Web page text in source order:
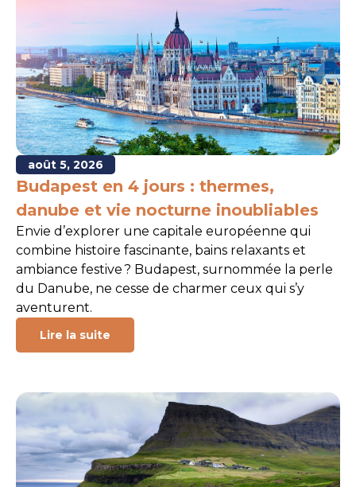
août 5, 2026
Budapest en 4 jours : thermes,
danube et vie nocturne inoubliables
Envie d’explorer une capitale européenne qui
combine histoire fascinante, bains relaxants et
ambiance festive ? Budapest, surnommée la perle
du Danube, ne cesse de charmer ceux qui s’y
aventurent.
Lire la suite